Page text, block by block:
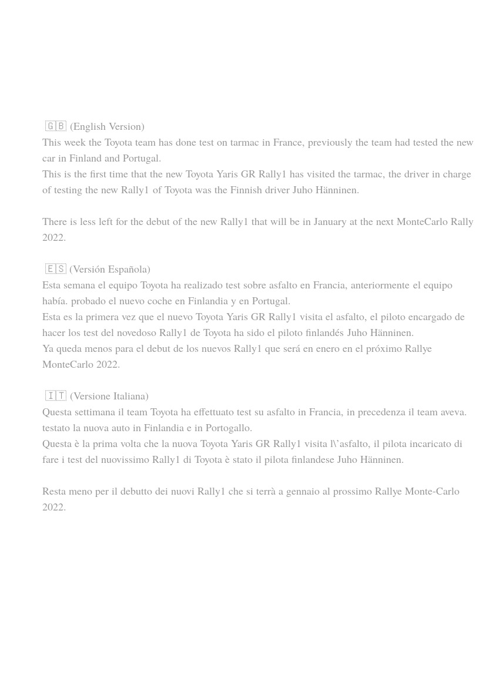
🇬🇧 (English Version)
This week the Toyota team has done test on tarmac in France, previously the team had tested the new
car in Finland and Portugal.
This is the first time that the new Toyota Yaris GR Rally1 has visited the tarmac, the driver in charge
of testing the new Rally1 of Toyota was the Finnish driver Juho Hänninen.
There is less left for the debut of the new Rally1 that will be in January at the next MonteCarlo Rally
2022.
🇪🇸 (Versión Española)
Esta semana el equipo Toyota ha realizado test sobre asfalto en Francia, anteriormente el equipo
había. probado el nuevo coche en Finlandia y en Portugal.
Esta es la primera vez que el nuevo Toyota Yaris GR Rally1 visita el asfalto, el piloto encargado de
hacer los test del novedoso Rally1 de Toyota ha sido el piloto finlandés Juho Hänninen.
Ya queda menos para el debut de los nuevos Rally1 que será en enero en el próximo Rallye
MonteCarlo 2022.
🇮🇹 (Versione Italiana)
Questa settimana il team Toyota ha effettuato test su asfalto in Francia, in precedenza il team aveva.
testato la nuova auto in Finlandia e in Portogallo.
Questa è la prima volta che la nuova Toyota Yaris GR Rally1 visita l\’asfalto, il pilota incaricato di
fare i test del nuovissimo Rally1 di Toyota è stato il pilota finlandese Juho Hänninen.
Resta meno per il debutto dei nuovi Rally1 che si terrà a gennaio al prossimo Rallye Monte-Carlo
2022.